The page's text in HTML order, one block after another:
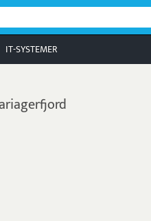
IT-SYSTEMER